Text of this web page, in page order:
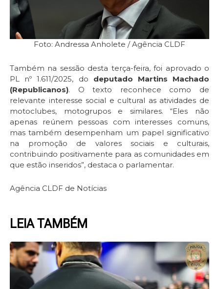
Foto: Andressa Anholete / Agência CLDF
Também na sessão desta terça-feira, foi aprovado o
PL nº 1.611/2025, do deputado Martins Machado
(Republicanos). O texto reconhece como de
relevante interesse social e cultural as atividades de
motoclubes, motogrupos e similares. “Eles não
apenas reúnem pessoas com interesses comuns,
mas também desempenham um papel significativo
na promoção de valores sociais e culturais,
contribuindo positivamente para as comunidades em
que estão inseridos”, destaca o parlamentar.
Agência CLDF de Notícias
LEIA TAMBÉM
PagePagePagePagePage